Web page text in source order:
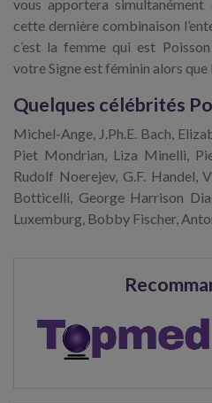
vous apportera
cette dernière combinaison
c’est la femme qui est
votre Signe est féminin alors
Quelques célébrités
Michel-Ange, J.Ph.E. Bach,
Piet Mondrian, Liza Minelli,
Rudolf Noerejev, G.F. Handel,
Botticelli, George Harrison
Luxemburg, Bobby Fischer,